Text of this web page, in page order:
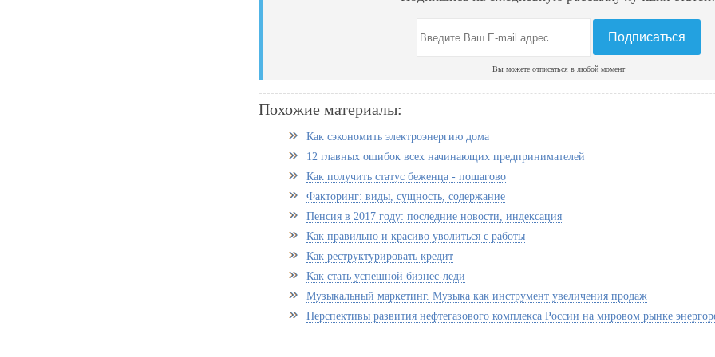
Вы можете отписаться в любой момент
Похожие материалы:
Как сэкономить электроэнергию дома
12 главных ошибок всех начинающих предпринимателей
Как получить статус беженца - пошагово
Факторинг: виды, сущность, содержание
Пенсия в 2017 году: последние новости, индексация
Как правильно и красиво уволиться с работы
Как реструктурировать кредит
Как стать успешной бизнес-леди
Музыкальный маркетинг. Музыка как инструмент увеличения продаж
Перспективы развития нефтегазового комплекса России на мировом рынке